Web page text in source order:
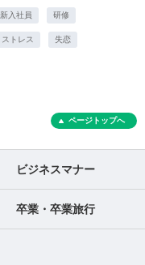
新入社員 研修
ストレス 失恋
ページトップへ
ビジネスマナー
卒業・卒業旅行